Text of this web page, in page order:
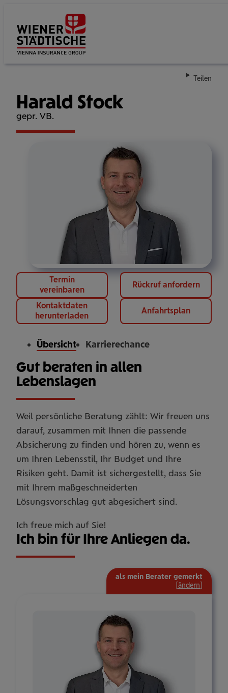
Teilen
Harald Stock
gepr. VB.
Termin
vereinbaren
Rückruf anfordern
Kontaktdaten
herunterladen
Anfahrtsplan
Übersicht Karrierechance
Gut beraten in allen
Lebenslagen
Weil persönliche Beratung zählt: Wir freuen uns
darauf, zusammen mit Ihnen die passende
Absicherung zu finden und hören zu, wenn es
um Ihren Lebensstil, Ihr Budget und Ihre
Risiken geht. Damit ist sichergestellt, dass Sie
mit Ihrem maßgeschneiderten
Lösungsvorschlag gut abgesichert sind.
Ich freue mich auf Sie!
Ich bin für Ihre Anliegen da.
als mein Berater gemerkt
ändern